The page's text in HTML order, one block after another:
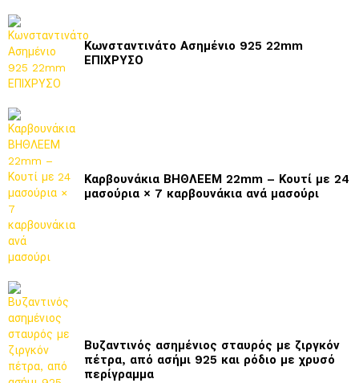
Κωνσταντινάτο Ασημένιο 925 22mm
ΕΠΙΧΡΥΣΟ
Καρβουνάκια ΒΗΘΛΕΕΜ 22mm – Κουτί με 24
μασούρια × 7 καρβουνάκια ανά μασούρι
Βυζαντινός ασημένιος σταυρός με ζιργκόν
πέτρα, από ασήμι 925 και ρόδιο με χρυσό
περίγραμμα